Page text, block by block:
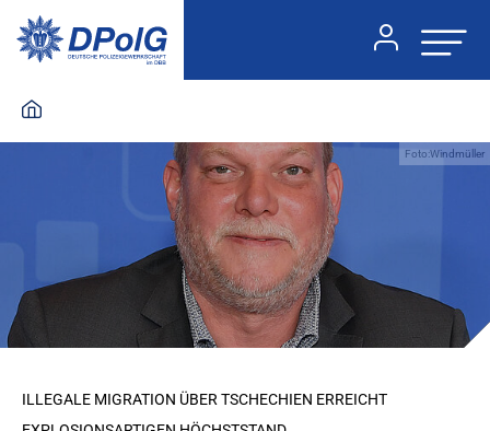
Foto:Windmüller
ILLEGALE MIGRATION ÜBER TSCHECHIEN ERREICHT